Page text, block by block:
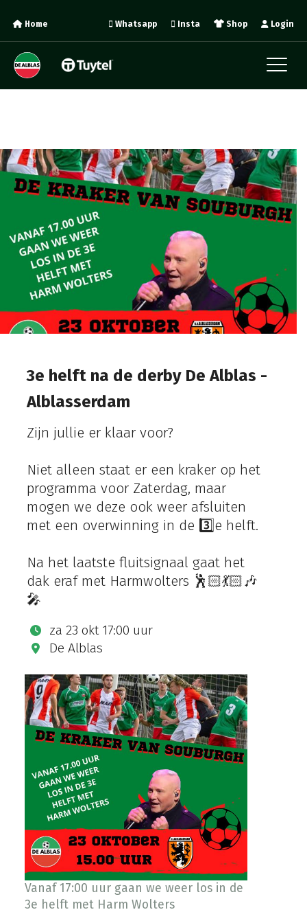
Home Login
Shop
Insta
Whatsapp
3e helft na de derby De Alblas -
Alblasserdam
Zijn jullie er klaar voor?
Niet alleen staat er een kraker op het
programma voor Zaterdag, maar
mogen we deze ook weer afsluiten
met een overwinning in de 3️⃣e helft.
Na het laatste fluitsignaal gaat het
dak eraf met Harmwolters 🕺🏻💃🏻🎶
🎤
za 23 okt 17:00 uur
De Alblas
Vanaf 17:00 uur gaan we weer los in de
3e helft met Harm Wolters